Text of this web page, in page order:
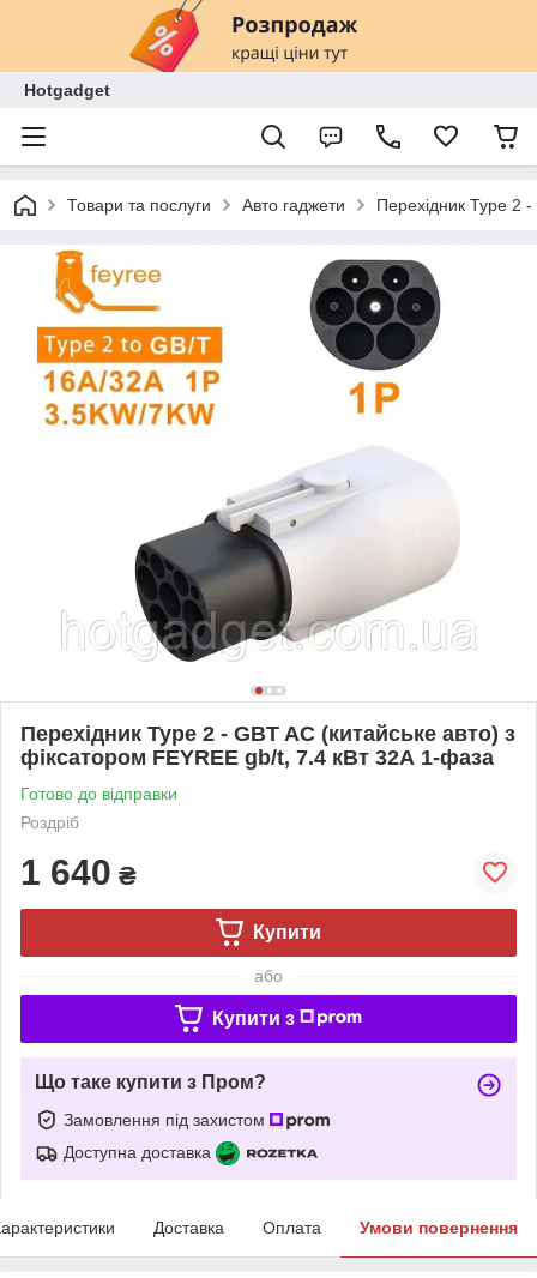
Hotgadget
Товари та послуги Авто гаджети Перехідник Type 2
Перехідник Type 2 - GBT AC (китайське авто) з
фіксатором FEYREE gb/t, 7.4 кВт 32А 1-фаза
Готово до відправки
Роздріб
1 640 ₴
Купити
або
Купити з
Що таке купити з Пром?
Замовлення під захистом
Доступна доставка
Доставка Оплата Умови повернення